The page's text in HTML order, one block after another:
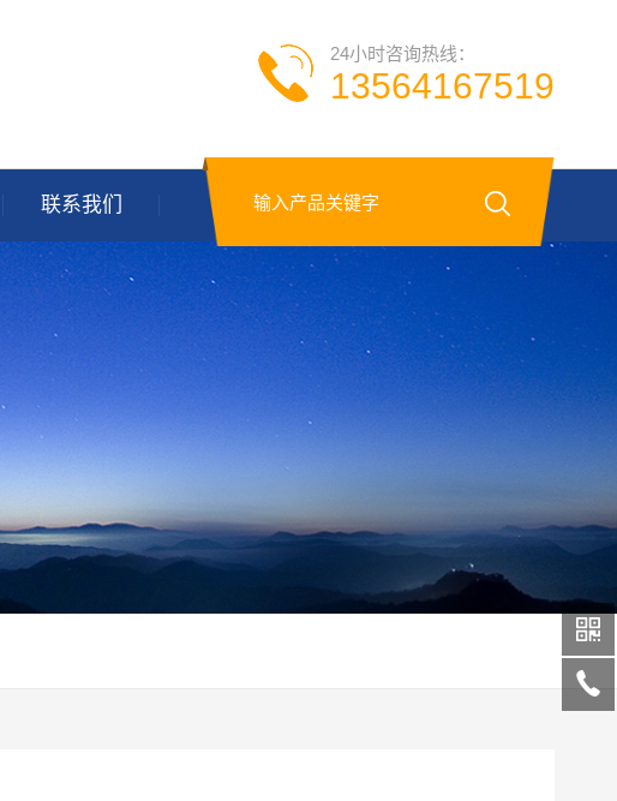
24小时咨询热线：
13564167519
联系我们